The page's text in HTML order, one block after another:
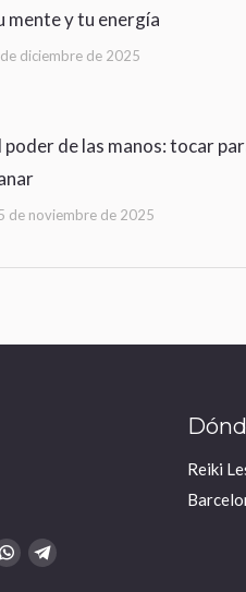
mente y tu energía
diciembre de 2025
poder de las manos: tocar
de noviembre de 2025
WhatsappTelegram
Reiki